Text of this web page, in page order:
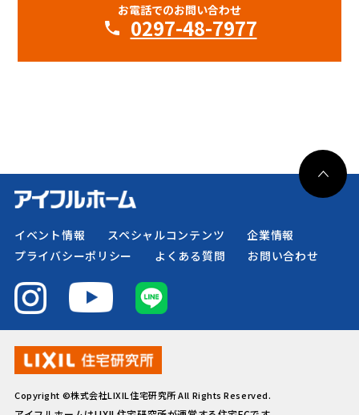
お電話でのお問い合わせ
0297-48-7977
イベント情報 スペシャルコンテンツ
企業情報
プライバシーポリシー
よくある質問 お問い合わせ
Copyright ©株式会社LIXIL住宅研究所 All Rights Reserved.